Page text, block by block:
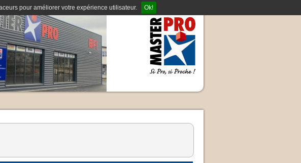
pour améliorer votre expérience utilisateur. Ok!